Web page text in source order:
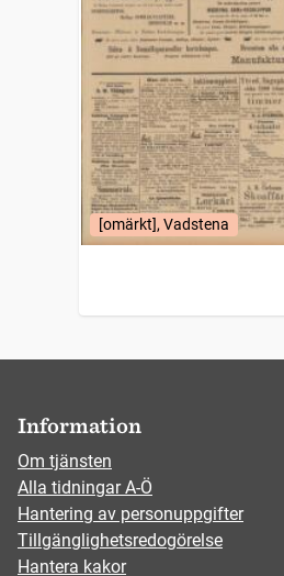
[omärkt], Vadstena
Information
Om tjänsten
Alla tidningar A-Ö
Hantering av personuppgifter
Tillgänglighetsredogörelse
Hantera kakor